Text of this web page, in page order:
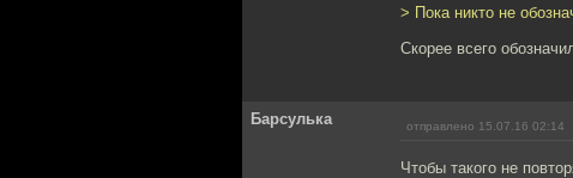
> Пока никто не
Скорее всего
Барсулька отправлено 15.07.16 02:14
Чтобы такого не